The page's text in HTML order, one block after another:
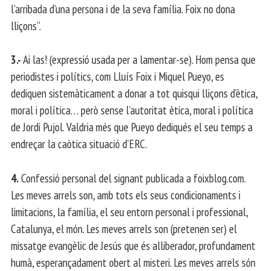
l’arribada d’una persona i de la seva família. Foix no dona
lliçons”.
3.-Ai las! (expressió usada per a lamentar-se). Hom pensa que
periodistes i polítics, com Lluís Foix i Miquel Pueyo, es
dediquen sistemàticament a donar a tot quisqui lliçons d’ètica,
moral i política… però sense l’autoritat ètica, moral i política
de Jordi Pujol. Valdria més que Pueyo dediqués el seu temps a
endreçar la caòtica situació d’ERC.
4.Confessió personal del signant publicada a foixblog.com.
Les meves arrels son, amb tots els seus condicionaments i
limitacions, la família, el seu entorn personal i professional,
Catalunya, el món. Les meves arrels son (pretenen ser) el
missatge evangèlic de Jesús que és alliberador, profundament
humà, esperançadament obert al misteri. Les meves arrels són